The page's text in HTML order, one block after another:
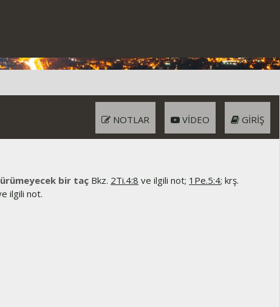
GIRIŞ
VIDEO
NOTLAR
bir taç Bkz. 2Ti.4:8 ve ilgili not; 1Pe.5:4; krş.
ilgili not.